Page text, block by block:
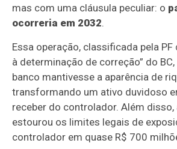
mas com uma cláusula peculiar: o
ocorreria em 2032.
Essa operação, classificada pela PF
à determinação de correção” do
banco mantivesse a aparência de
transformando um ativo duvidoso
receber do controlador. Além disso,
estourou os limites legais de
controlador em quase R$ 700